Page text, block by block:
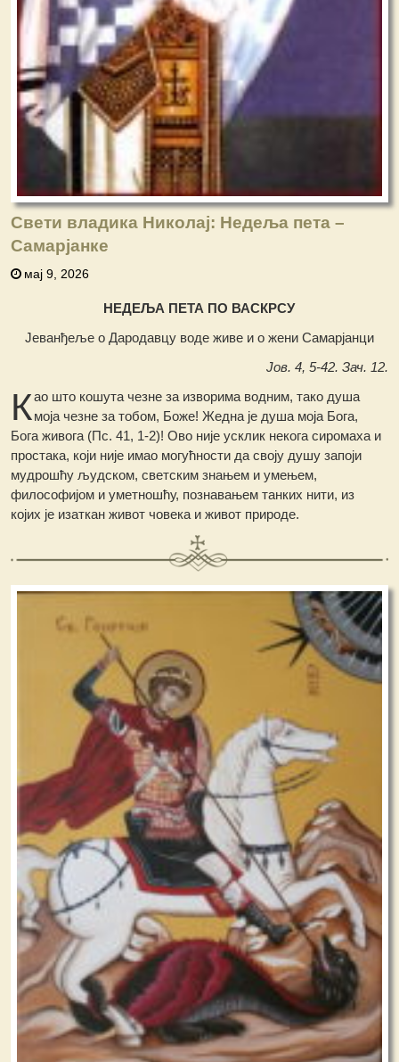
Свети владика Николај: Недеља пета –
Самарјанке
мај 9, 2026
НЕДЕЉА ПЕТА ПО ВАСКРСУ
Јеванђеље о Дародавцу воде живе и о жени Самарјанци
Јов. 4, 5-42. Зач. 12.
Као што кошута чезне за изворима водним, тако душа
моја чезне за тобом, Боже! Жедна је душа моја Бога,
Бога живога (Пс. 41, 1-2)! Ово није усклик некога сиромаха и
простака, који није имао могућности да своју душу запоји
мудрошћу људском, светским знањем и умењем,
философијом и уметношћу, познавањем танких нити, из
којих је изаткан живот човека и живот природе.